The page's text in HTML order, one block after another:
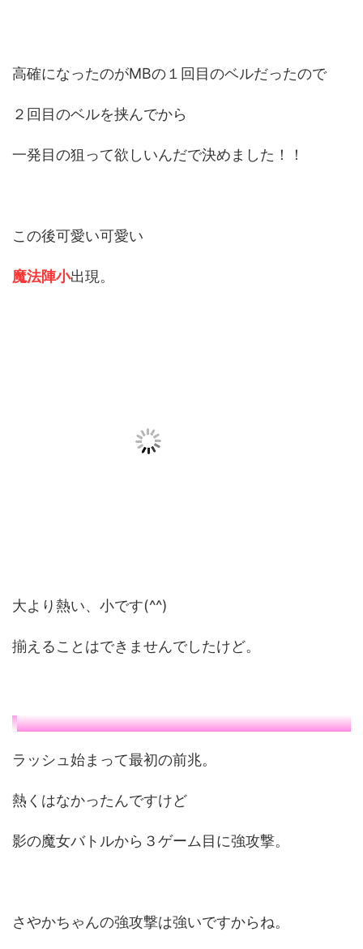
高確になったのがMBの１回目のベルだったので
２回目のベルを挟んでから
一発目の狙って欲しいんだで決めました！！
この後可愛い可愛い
魔法陣小出現。
大より熱い、小です(^^)
揃えることはできませんでしたけど。
ラッシュ始まって最初の前兆。
熱くはなかったんですけど
影の魔女バトルから３ゲーム目に強攻撃。
さやかちゃんの強攻撃は強いですからね。